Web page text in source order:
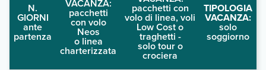
N.
GIORNI
ante
partenza
VACANZA:
pacchetti
con volo
Neos
o linea
charterizzata
pacchetti con
volo di linea, voli
Low Cost o
traghetti -
solo tour o
crociera
TIPOLOGIA
VACANZA:
solo
soggiorno